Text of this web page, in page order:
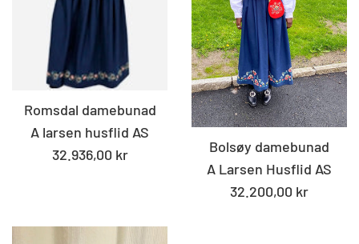
Romsdal damebunad
A larsen husflid AS
Standard
32.936,00 kr
Bolsøy damebunad
A Larsen Husflid AS
Standard
32.200,00 kr